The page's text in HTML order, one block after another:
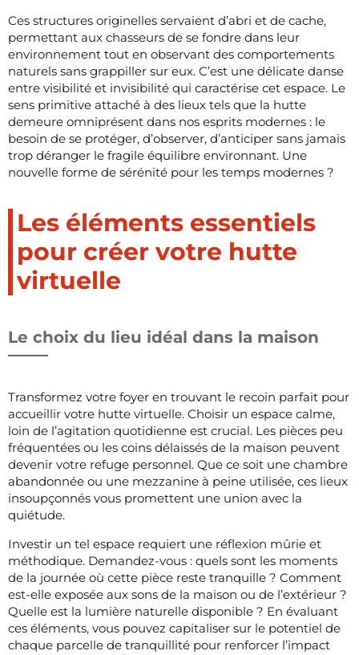
Ces structures originelles servaient d’abri et de cache,
permettant aux chasseurs de se fondre dans leur
environnement tout en observant des comportements
naturels sans grappiller sur eux. C’est une délicate danse
entre visibilité et invisibilité qui caractérise cet espace. Le
sens primitive attaché à des lieux tels que la hutte
demeure omniprésent dans nos esprits modernes : le
besoin de se protéger, d’observer, d’anticiper sans jamais
trop déranger le fragile équilibre environnant. Une
nouvelle forme de sérénité pour les temps modernes ?
Les éléments essentiels
pour créer votre hutte
virtuelle
Le choix du lieu idéal dans la maison
Transformez votre foyer en trouvant le recoin parfait pour
accueillir votre hutte virtuelle. Choisir un espace calme,
loin de l’agitation quotidienne est crucial. Les pièces peu
fréquentées ou les coins délaissés de la maison peuvent
devenir votre refuge personnel. Que ce soit une chambre
abandonnée ou une mezzanine à peine utilisée, ces lieux
insoupçonnés vous promettent une union avec la
quiétude.
Investir un tel espace requiert une réflexion mûrie et
méthodique. Demandez-vous : quels sont les moments
de la journée où cette pièce reste tranquille ? Comment
est-elle exposée aux sons de la maison ou de l’extérieur ?
Quelle est la lumière naturelle disponible ? En évaluant
ces éléments, vous pouvez capitaliser sur le potentiel de
chaque parcelle de tranquillité pour renforcer l’impact